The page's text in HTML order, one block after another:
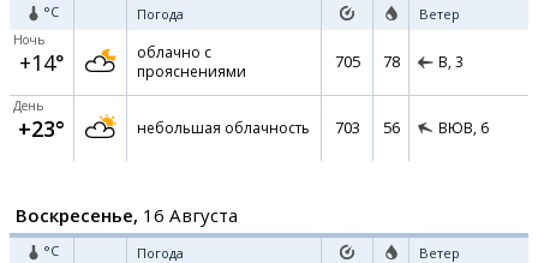
°C Погода Ветер
Ночь
+14°
облачно с
прояснениями
705 78 В, 3
День
+23° небольшая облачность 703 56 ВЮВ, 6
Воскресенье, 16 Августа
°C Погода Ветер